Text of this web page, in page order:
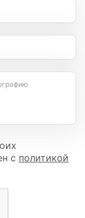
с политикой